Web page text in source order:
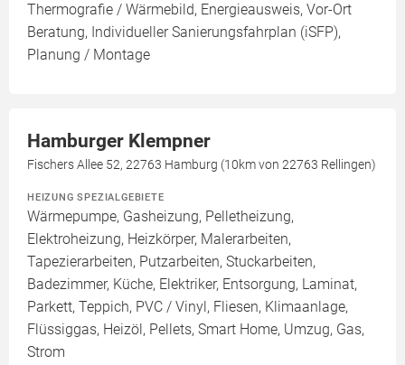
Thermografie / Wärmebild, Energieausweis, Vor-Ort
Beratung, Individueller Sanierungsfahrplan (iSFP),
Planung / Montage
Hamburger Klempner
Fischers Allee 52, 22763 Hamburg (10km von 22763 Rellingen)
HEIZUNG SPEZIALGEBIETE
Wärmepumpe, Gasheizung, Pelletheizung,
Elektroheizung, Heizkörper, Malerarbeiten,
Tapezierarbeiten, Putzarbeiten, Stuckarbeiten,
Badezimmer, Küche, Elektriker, Entsorgung, Laminat,
Parkett, Teppich, PVC / Vinyl, Fliesen, Klimaanlage,
Flüssiggas, Heizöl, Pellets, Smart Home, Umzug, Gas,
Strom